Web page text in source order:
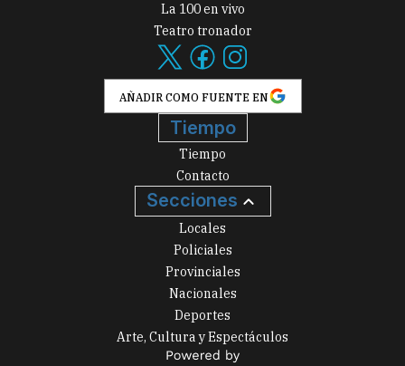
La 100 en vivo
Teatro tronador
AÑADIR COMO FUENTE EN
Tiempo
Tiempo
Contacto
Secciones
Locales
Policiales
Provinciales
Nacionales
Deportes
Arte, Cultura y Espectáculos